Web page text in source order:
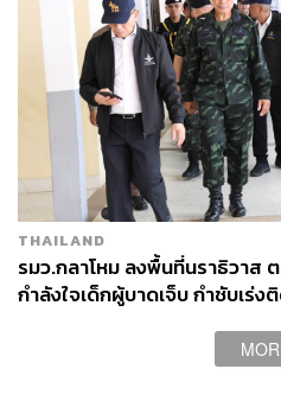
THAILAND
รมว.กลาโหม ลงพื้นที่นราธิวาส
กำลังใจเด็กผู้บาดเจ็บ กำชับเร่